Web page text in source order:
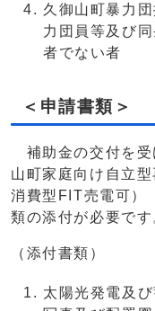
久御山町暴力
力団員等及び
者でない者
＜申請書類＞
補助金の交付を受
山町家庭向け自立
消費型FIT売電可）
類の添付が必要です
（添付書類）
太陽光発電及